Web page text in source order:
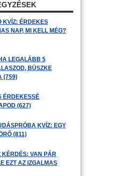
KVÍZ: ÉRDEKES
NAP, MI KELL MÉG?
LEGALÁBB 5
BÜSZKE
(759)
ÉRDEKESSÉ
(627)
KVÍZ: EGY
(811)
KÉRDÉS: VAN PÁR
EZT AZ IZGALMAS